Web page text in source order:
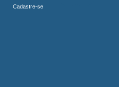
Cadastre-se